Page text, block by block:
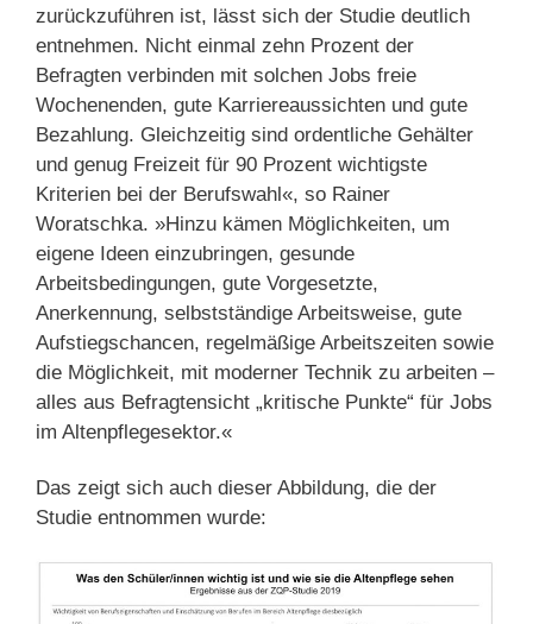
zurückzuführen ist, lässt sich der Studie deutlich
entnehmen. Nicht einmal zehn Prozent der
Befragten verbinden mit solchen Jobs freie
Wochenenden, gute Karriereaussichten und gute
Bezahlung. Gleichzeitig sind ordentliche Gehälter
und genug Freizeit für 90 Prozent wichtigste
Kriterien bei der Berufswahl«, so Rainer
Woratschka. »Hinzu kämen Möglichkeiten, um
eigene Ideen einzubringen, gesunde
Arbeitsbedingungen, gute Vorgesetzte,
Anerkennung, selbstständige Arbeitsweise, gute
Aufstiegschancen, regelmäßige Arbeitszeiten sowie
die Möglichkeit, mit moderner Technik zu arbeiten –
alles aus Befragtensicht „kritische Punkte“ für Jobs
im Altenpflegesektor.«
Das zeigt sich auch dieser Abbildung, die der
Studie entnommen wurde: